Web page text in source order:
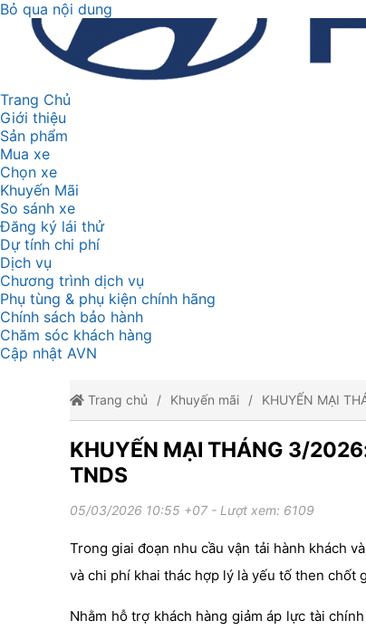
Bỏ qua nội dung
Trang Chủ
Giới thiệu
Sản phẩm
Mua xe
Chọn xe
Khuyến Mãi
So sánh xe
Đăng ký lái thử
Dự tính chi phí
Dịch vụ
Chương trình dịch vụ
Phụ tùng & phụ kiện chính hãng
Chính sách bảo hành
Chăm sóc khách hàng
Cập nhật AVN
Trang chủ Khuyến mãi KHUYẾN MẠI
KHUYẾN MẠI THÁNG 3/
TNDS
05/03/2026 10:55 +07 - Lượt xem: 6109
Trong giai đoạn nhu cầu vận tải hành khách
và chi phí khai thác hợp lý là yếu tố then chốt
Nhằm hỗ trợ khách hàng giảm áp lực tài